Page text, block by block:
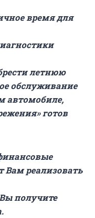
время для
летнюю
обслуживание
автомобиле,
готов
Вам реализовать
получите